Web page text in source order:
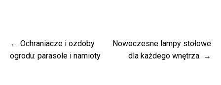
Nawigacja
wpisu
Ochraniacze i ozdoby
ogrodu: parasole i namioty
Nowoczesne lampy stołowe
dla każdego wnętrza.